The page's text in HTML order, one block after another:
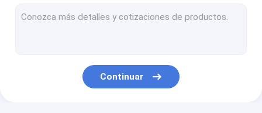
Compacto en polvo
Continuar